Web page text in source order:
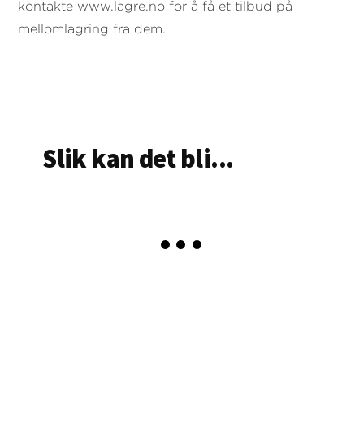
kontakte www.lagre.no for å få et tilbud på
mellomlagring fra dem.
Slik kan det bli...